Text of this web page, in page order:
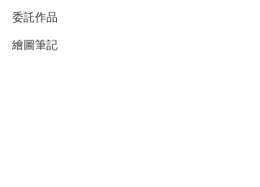
委託作品
繪圖筆記